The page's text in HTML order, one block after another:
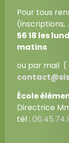
Pour tous
56 18 les
matins
ou par mail (
École
Directrice
tél :